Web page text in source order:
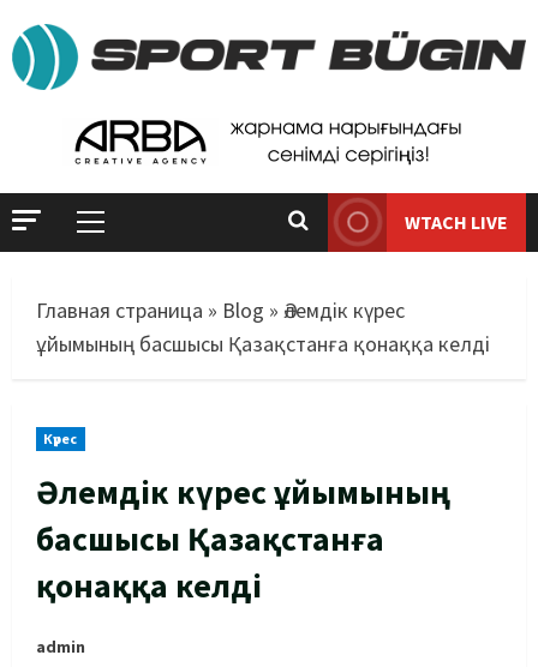
WTACH LIVE
Главная страница » Blog » Әлемдік күрес
ұйымының басшысы Қазақстанға қонаққа келді
Күрес
Әлемдік күрес ұйымының
басшысы Қазақстанға
қонаққа келді
admin